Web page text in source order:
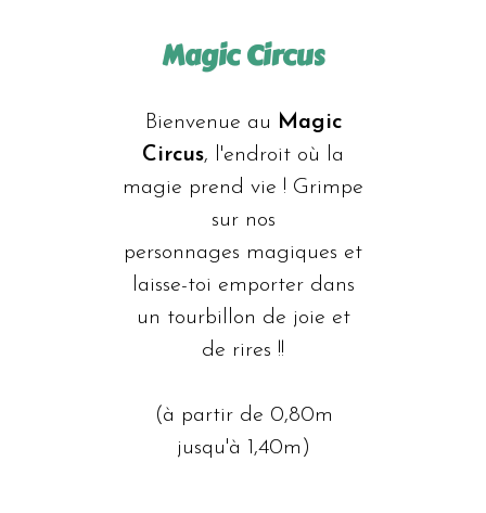
Magic Circus
Bienvenue au Magic
Circus, l'endroit où la
magie prend vie ! Grimpe
sur nos
personnages magiques et
laisse-toi emporter dans
un tourbillon de joie et
de rires !!
(à partir de 0,80m
jusqu'à 1,40m)